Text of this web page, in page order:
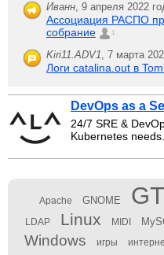
Иванн, 9 апреля 2022
Ассоциация РАСПО
собрание
1
Kiri11.ADV1, 7 марта
Логи catalina.out в
DevOps as a
24/7 SRE &
Kubernetes needs.
Apache GNOME
LDAP Linux MIDI
Windows игры